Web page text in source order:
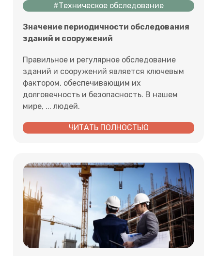
#Техническое обследование
Значение периодичности обследования
зданий и сооружений
Правильное и регулярное обследование
зданий и сооружений является ключевым
фактором, обеспечивающим их
долговечность и безопасность. В нашем
мире, ... людей.
ЧИТАТЬ ПОЛНОСТЬЮ